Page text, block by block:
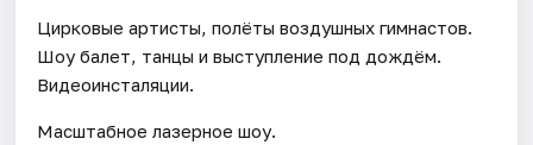
Цирковые артисты, полёты воздушных гимнастов.
Шоу балет, танцы и выступление под дождём.
Видеоинсталяции.
Масштабное лазерное шоу.